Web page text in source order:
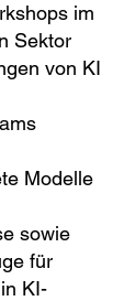
im
Sektor
von KI
Modelle
sowie
für
KI-